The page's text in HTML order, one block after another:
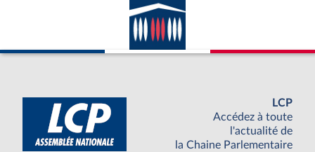
LCP
Accédez à toute
l'actualité de
la Chaine Parlementaire